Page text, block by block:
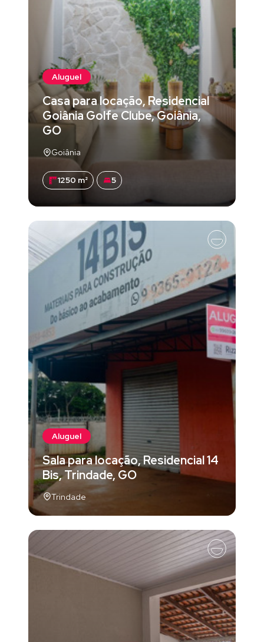
Aluguel
Casa para locação, Residencial
Goiânia Golfe Clube, Goiânia,
GO
Goiânia
1250 m² 5
Aluguel
Sala para locação, Residencial 14
Bis, Trindade, GO
Trindade